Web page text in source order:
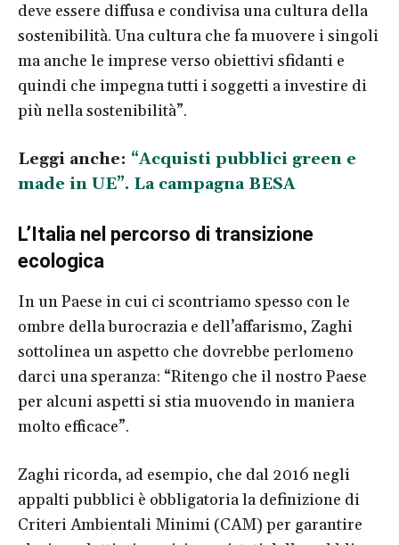
deve essere diffusa e condivisa una cultura della
sostenibilità. Una cultura che fa muovere i singoli
ma anche le imprese verso obiettivi sfidanti e
quindi che impegna tutti i soggetti a investire di
più nella sostenibilità”.
Leggi anche: “Acquisti pubblici green e
made in UE”. La campagna BESA
L’Italia nel percorso di transizione
ecologica
In un Paese in cui ci scontriamo spesso con le
ombre della burocrazia e dell’affarismo, Zaghi
sottolinea un aspetto che dovrebbe perlomeno
darci una speranza: “Ritengo che il nostro Paese
per alcuni aspetti si stia muovendo in maniera
molto efficace”.
Zaghi ricorda, ad esempio, che dal 2016 negli
appalti pubblici è obbligatoria la definizione di
Criteri Ambientali Minimi (CAM) per garantire